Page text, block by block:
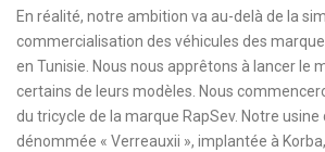
En réalité, notre ambition va au-delà de la
commercialisation des véhicules des
en Tunisie. Nous nous apprêtons à lancer le
certains de leurs modèles. Nous
du tricycle de la marque RapSev. Notre
dénommée « Verreauxii », implantée à